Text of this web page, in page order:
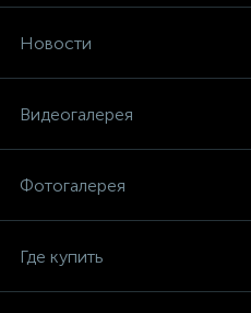
Новости
Видеогалерея
Фотогалерея
Где купить